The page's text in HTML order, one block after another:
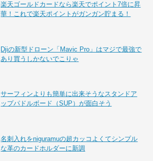
楽天ゴールドカードなら楽天でポイント7倍に昇
華！これで楽天ポイントがガンガン貯まる！
Djiの新型ドローン「Mavic Pro」はマジで最強で
あり買うしかないでこりゃ
サーフィンよりも簡単に出来そうなスタンドア
ップパドルボード（SUP）が面白そう
名刺入れをniguramuの超カッコよくてシンプル
な革のカードホルダーに新調